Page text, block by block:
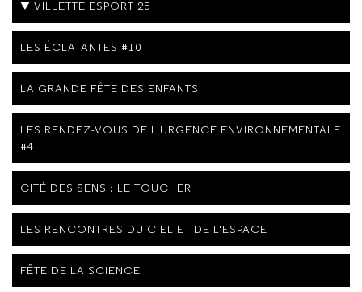
VILLETTE ESPORT 25
LES ÉCLATANTES #10
LA GRANDE FÊTE DES ENFANTS
LES RENDEZ-VOUS DE L'URGENCE ENVIRONNEMENTALE
#4
CITÉ DES SENS : LE TOUCHER
LES RENCONTRES DU CIEL ET DE L'ESPACE
FÊTE DE LA SCIENCE